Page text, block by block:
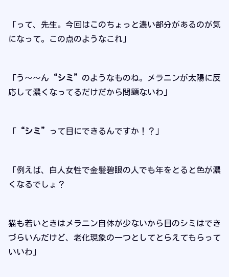
「って、先生。今回はこのちょっと濃い部分があるのが気
になって。この点のようなこれ」
「う～～ん “シミ” のようなものね。メラニンが太陽に反
応して濃くなってるだけだから問題ないわ」
「 “シミ” って目にできるんですか！？」
「例えば、白人女性で金髪碧眼の人でも年をとると色が濃
くなるでしょ？
猫も若いときはメラニン自体が少ないから目のシミはでき
づらいんだけど、老化現象の一つとしてとらえてもらって
いいわ」